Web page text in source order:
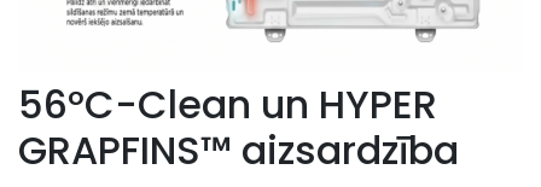
56°C-Clean un HYPER
GRAPFINS™ aizsardzība